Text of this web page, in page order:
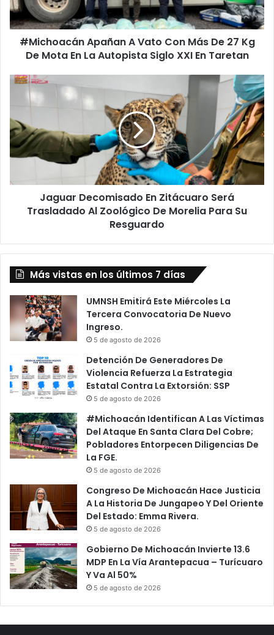
27
Kg
Mota
La
Autopista
XXI
En
Taretan
#Michoacán Apañan A Vato Con Más De 27 Kg
De Mota En La Autopista Siglo XXI En Taretan
Jaguar
Decomisado
Zitácuaro
Será
Trasladado
Al
De
Jaguar Decomisado En Zitácuaro Será
Trasladado Al Zoológico De Morelia Para Su
Resguardo
Más vistas en los últimos 7 días
UMNSH Emitirá Este Miércoles La
Tercera Convocatoria De Nuevo
Ingreso.
5 de agosto de 2026
Detención De Generadores De
Violencia Refuerza La Estrategia
Estatal Contra La Extorsión: SSP
5 de agosto de 2026
#Michoacán Identifican A Las Víctimas
Del Ataque En Santa Clara Del Cobre;
Pobladores Entorpecen Diligencias De
La FGE.
5 de agosto de 2026
Congreso De Michoacán Hace Justicia
A La Historia De Jungapeo Y Del Oriente
Del Estado: Emma Rivera.
5 de agosto de 2026
Gobierno De Michoacán Invierte 13.6
MDP En La Vía Arantepacua – Turícuaro
Y Va Al 50%
5 de agosto de 2026